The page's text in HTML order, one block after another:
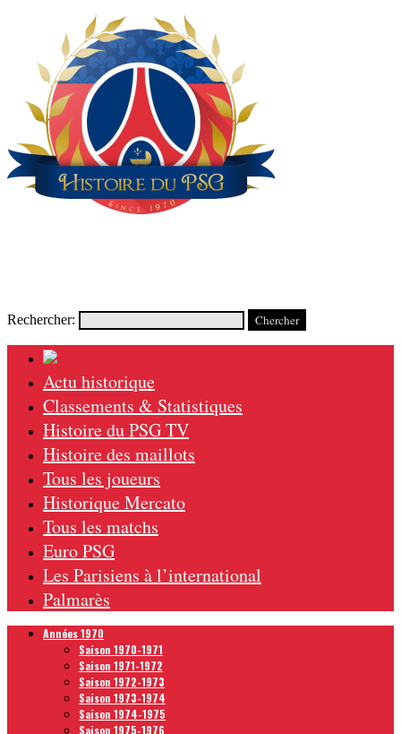
Rechercher:
Actu historique
Classements & Statistiques
Histoire du PSG TV
Histoire des maillots
Tous les joueurs
Historique Mercato
Tous les matchs
Euro PSG
Les Parisiens à l’international
Palmarès
Années 1970
Saison 1970-1971
Saison 1971-1972
Saison 1972-1973
Saison 1973-1974
Saison 1974-1975
Saison 1975-1976